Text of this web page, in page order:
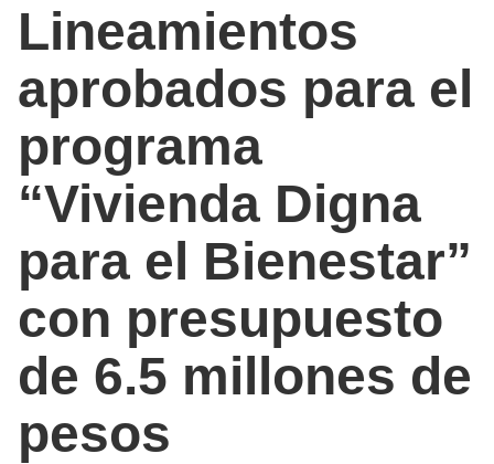
Lineamientos
aprobados para el
programa
“Vivienda Digna
para el Bienestar”
con presupuesto
de 6.5 millones de
pesos